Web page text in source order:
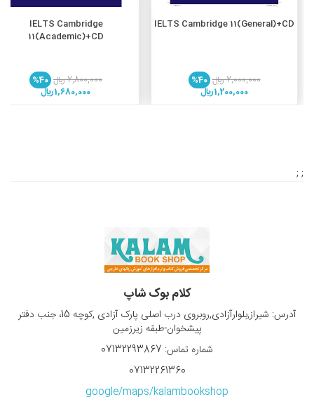
افزودن به سبد خرید
IELTS Cambridge
11(Academic)+CD
2,800,000 ريال
%40
1,680,000 ريال
افزودن به سبد خرید
IELTS Cambridge 11(General)+CD
2,000,000 ريال
%40
1,200,000 ريال
; ;
کلام بوک شاپ
آدرس: شیراز,بلوارآزادی,روبروی درب اصلی پارک آزادی ,کوچه 15، جنب دفتر
پیشخوان-طبقه زیرزمین
شماره تماس: 07132293867
07132261360
google/maps/kalambookshop